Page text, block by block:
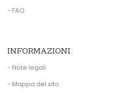
- FAQ
INFORMAZIONI
- Note legali
- Mappa del sito